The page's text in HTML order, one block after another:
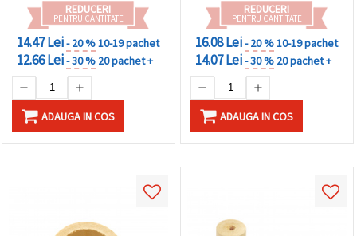
REDUCERI
PENTRU CANTITATE
14.47 Lei- 20 %10-19 pachet
12.66 Lei- 30 % 20 pachet +
ADAUGA IN COS
REDUCERI
PENTRU CANTITATE
16.08 Lei- 20 %10-19 pachet
14.07 Lei- 30 % 20 pachet +
ADAUGA IN COS